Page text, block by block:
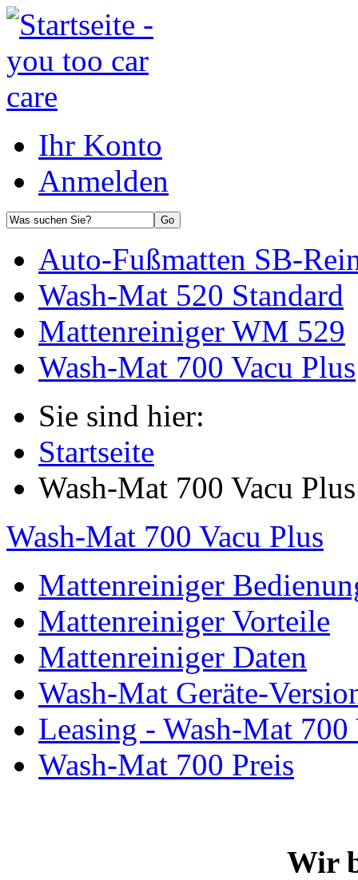
Ihr Konto
Anmelden
Auto-Fußmatten SB-
Wash-Mat 520 Standard
Mattenreiniger WM 529
Wash-Mat 700 Vacu Plus
Sie sind hier:
Startseite
Wash-Mat 700 Vacu Plus
Wash-Mat 700 Vacu Plus
Mattenreiniger
Mattenreiniger Vorteile
Mattenreiniger Daten
Wash-Mat Geräte-
Leasing - Wash-Mat 700
Wash-Mat 700 Preis
Wir